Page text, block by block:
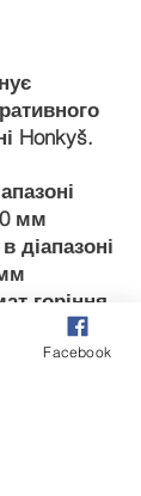
Honkyš.
мм
діапазоні
горіння
тріски та
Facebook